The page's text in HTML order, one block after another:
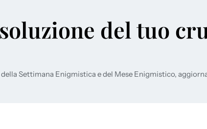
del tuo
Settimana Enigmistica e del Mese Enigmistico,